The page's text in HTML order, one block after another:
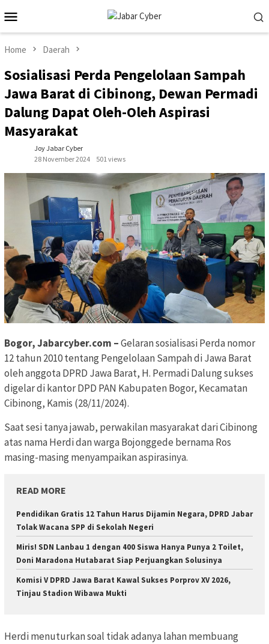
to
contentMenu
Home Daerah
Sosialisasi Perda Pengelolaan Sampah
Jawa Barat di Cibinong, Dewan Permadi
Dalung Dapat Oleh-Oleh Aspirasi
Masyarakat
Joy Jabar Cyber
28 November 2024
501 views
Bogor, Jabarcyber.com –Gelaran sosialisasi Perda nomor
12 tahun 2010 tentang Pengelolaan Sampah di Jawa Barat
oleh anggota DPRD Jawa Barat, H. Permadi Dalung sukses
digelar di kantor DPD PAN Kabupaten Bogor, Kecamatan
Cibinong, Kamis (28/11/2024).
Saat sesi tanya jawab, perwakilan masyarakat dari Cibinong
atas nama Herdi dan warga Bojonggede bernama Ros
masing-masing menyampaikan aspirasinya.
READ MORE
Pendidikan Gratis 12 Tahun Harus Dijamin Negara, DPRD Jabar
Tolak Wacana SPP di Sekolah Negeri
Miris! SDN Lanbau 1 dengan 400 Siswa Hanya Punya 2 Toilet,
Doni Maradona Hutabarat Siap Perjuangkan Solusinya
Komisi V DPRD Jawa Barat Kawal Sukses Porprov XV 2026,
Tinjau Stadion Wibawa Mukti
Herdi menuturkan soal tidak adanya lahan membuang